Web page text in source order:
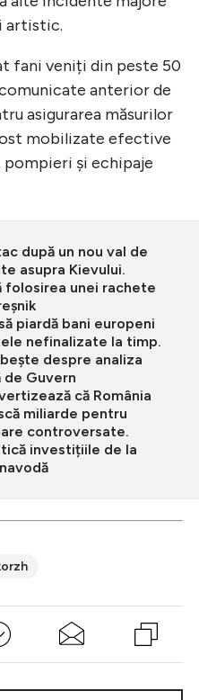
artistic.
fani veniți din peste 50
anterior de
asigurarea măsurilor
mobilizate efective
pompieri și echipaje
după un nou val de
asupra Kievului.
folosirea unei rachete
piardă bani europeni
nefinalizate la timp.
despre analiza
Guvern
că România
miliarde pentru
controversate.
investițiile de la